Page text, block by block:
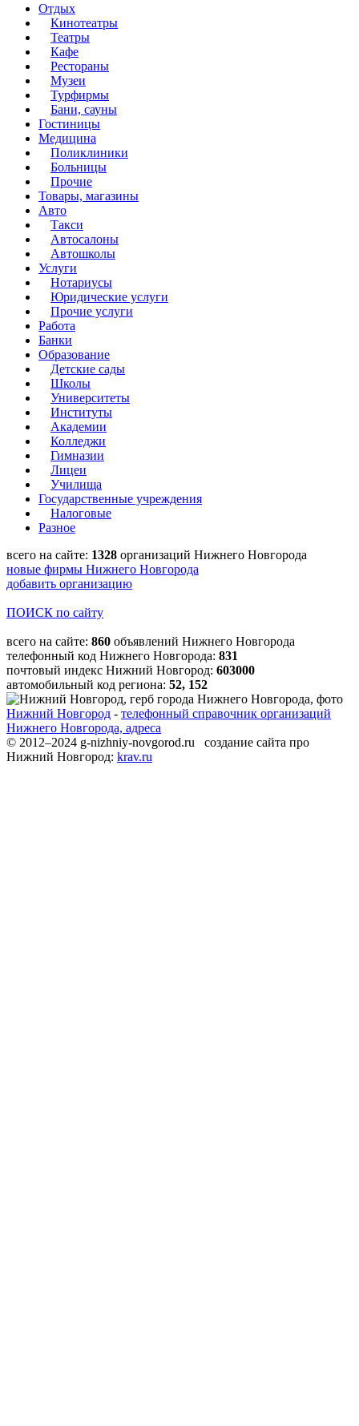
Отдых
Кинотеатры
Театры
Кафе
Рестораны
Музеи
Турфирмы
Бани, сауны
Гостиницы
Медицина
Поликлиники
Больницы
Прочие
Товары, магазины
Авто
Такси
Автосалоны
Автошколы
Услуги
Нотариусы
Юридические услуги
Прочие услуги
Работа
Банки
Образование
Детские сады
Школы
Университеты
Институты
Академии
Колледжи
Гимназии
Лицеи
Училища
Государственные учреждения
Налоговые
Разное
всего на сайте: 1328 организаций Нижнего Новгорода
новые фирмы Нижнего Новгорода
добавить организацию
ПОИСК по сайту
всего на сайте: 860 объявлений Нижнего Новгорода
телефонный код Нижнего Новгорода: 831
почтовый индекс Нижний Новгород: 603000
автомобильный код региона: 52, 152
Нижний Новгород - телефонный справочник организаций
Нижнего Новгорода, адреса
© 2012–2024 g-nizhniy-novgorod.ru создание сайта про
Нижний Новгород: krav.ru